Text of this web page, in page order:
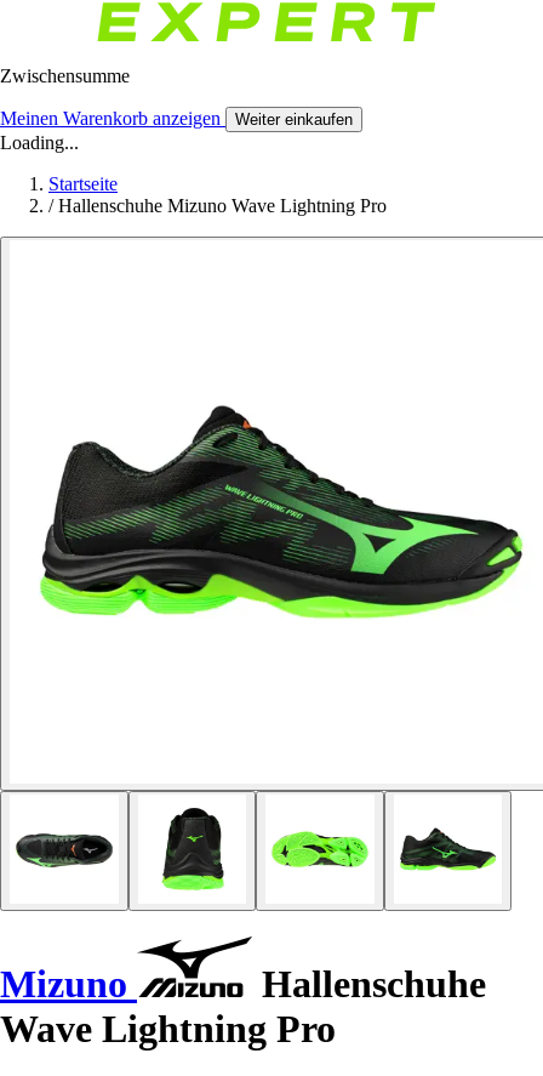
Zwischensumme
Meinen Warenkorb anzeigen Weiter einkaufen
Loading...
Startseite
/ Hallenschuhe Mizuno Wave Lightning Pro
Mizuno
Hallenschuhe
Wave Lightning Pro